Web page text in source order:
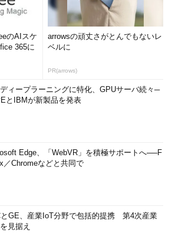
のAIスケ
365に
arrowsの頑丈さがとんでもないレ
ベルに
PR(arrows)
ィープラーニングに特化、GPUサーバ続々─
とIBMが新製品を発表
Edge、「WebVR」を積極サポートへ──F
／Chromeなどと共同で
とGE、産業IoT分野で包括的提携 第4次産業
見据え